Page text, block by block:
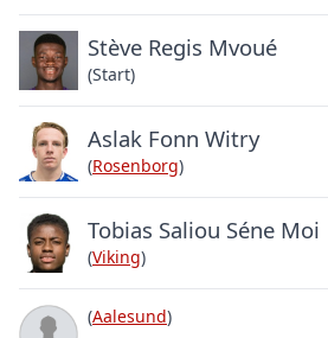
Stève Regis Mvoué
(Start)
Aslak Fonn Witry
(Rosenborg)
Tobias Saliou Séne Moi
(Viking)
(Aalesund)